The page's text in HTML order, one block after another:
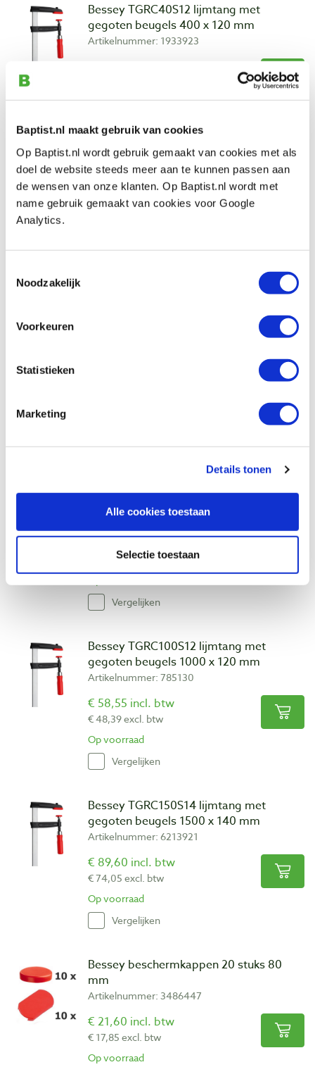
Baptist.nl maakt gebruik van cookies
Op Baptist.nl wordt gebruik gemaakt van cookies met als
doel de website steeds meer aan te kunnen passen aan
de wensen van onze klanten. Op Baptist.nl wordt met
name gebruik gemaakt van cookies voor Google
Analytics.
Noodzakelijk
Voorkeuren
Statistieken
Marketing
Details tonen
Alle cookies toestaan
Selectie toestaan
Bessey TGRC40S12 lijmtang met
gegoten beugels 400 x 120 mm
Artikelnummer: 1933923
Op voorraad
Vergelijken
Bessey TGRC50S12 lijmtang met
gegoten beugels 500 x 120 mm
Artikelnummer: 1933922
Bessey TGRC60S12 lijmtang met
Artikelnummer: 1951889
€ 43,18 excl. btw
Vergelijken
Bessey TGRC100S12 lijmtang met
gegoten beugels 1000 x 120 mm
Artikelnummer: 785130
€ 58,55 incl. btw
€ 48,39 excl. btw
Op voorraad
Vergelijken
Bessey TGRC150S14 lijmtang met
gegoten beugels 1500 x 140 mm
Artikelnummer: 6213921
€ 89,60 incl. btw
€ 74,05 excl. btw
Op voorraad
Vergelijken
Bessey beschermkappen 20 stuks 80
mm
Artikelnummer: 3486447
€ 21,60 incl. btw
€ 17,85 excl. btw
Op voorraad